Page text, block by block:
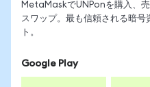
MetaMaskでUNPonを購入、売
スワップ。最も信頼される暗号
ト。
Google Play